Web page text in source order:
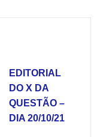
EDITORIAL
DO X DA
QUESTÃO –
DIA 20/10/21